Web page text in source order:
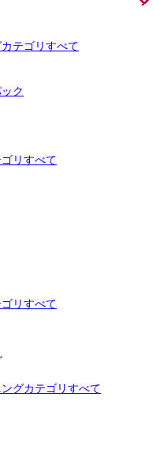
テゴリすべて
ク
リすべて
リすべて
グカテゴリすべて